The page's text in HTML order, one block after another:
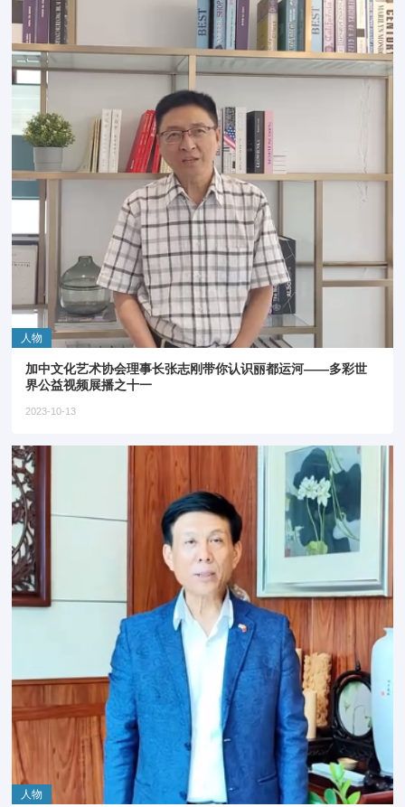
人物
加中文化艺术协会理事长张志刚带你认识丽都运河——多彩世
界公益视频展播之十一
2023-10-13
人物